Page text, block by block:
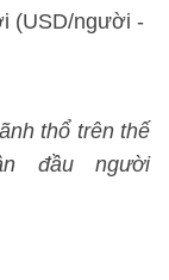
thổ trên thế
đầu người